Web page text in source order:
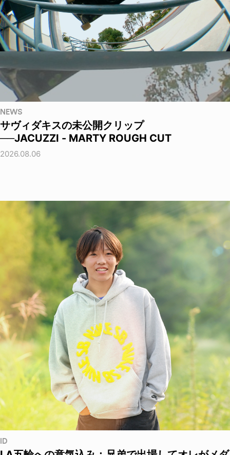
NEWS
サヴィダキスの未公開クリップ
──JACUZZI - MARTY ROUGH CUT
2026.08.06
ID